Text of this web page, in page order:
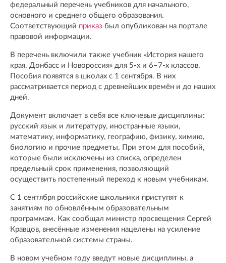
федеральный перечень учебников для начального,
основного и среднего общего образования.
Соответствующий приказ был опубликован на портале
правовой информации.
В перечень включили также учебник «История нашего
края. Донбасс и Новороссия» для 5-х и 6–7-х классов.
Пособия появятся в школах с 1 сентября. В них
рассматривается период с древнейших времён и до наших
дней.
Документ включает в себя все ключевые дисциплины:
русский язык и литературу, иностранные языки,
математику, информатику, географию, физику, химию,
биологию и прочие предметы. При этом для пособий,
которые были исключены из списка, определен
предельный срок применения, позволяющий
осуществить постепенный переход к новым учебникам.
С 1 сентября российские школьники приступят к
занятиям по обновлённым образовательным
программам. Как сообщал министр просвещения Сергей
Кравцов, внесённые изменения нацелены на усиление
образовательной системы страны.
В новом учебном году введут новые дисциплины, а